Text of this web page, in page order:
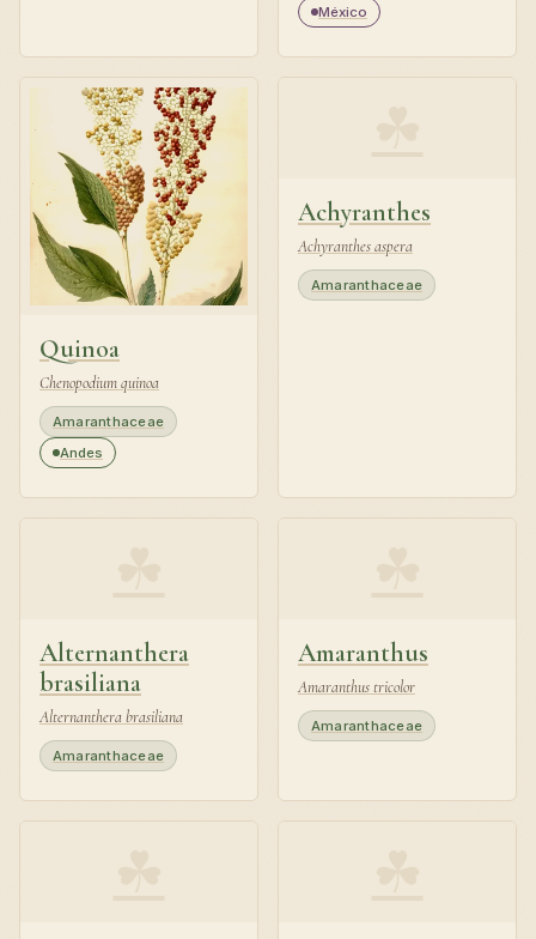
México
Quinoa
Chenopodium quinoa
Amaranthaceae
Andes
Achyranthes
Achyranthes aspera
Amaranthaceae
Alternanthera
brasiliana
Alternanthera brasiliana
Amaranthaceae
Amaranthus
Amaranthus tricolor
Amaranthaceae